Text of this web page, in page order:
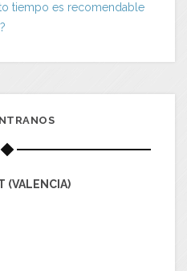
tiempo es recomendable
(VALENCIA)